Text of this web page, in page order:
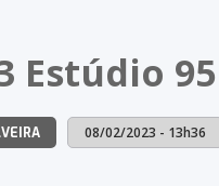
Estúdio
08/02/2023 - 13h36